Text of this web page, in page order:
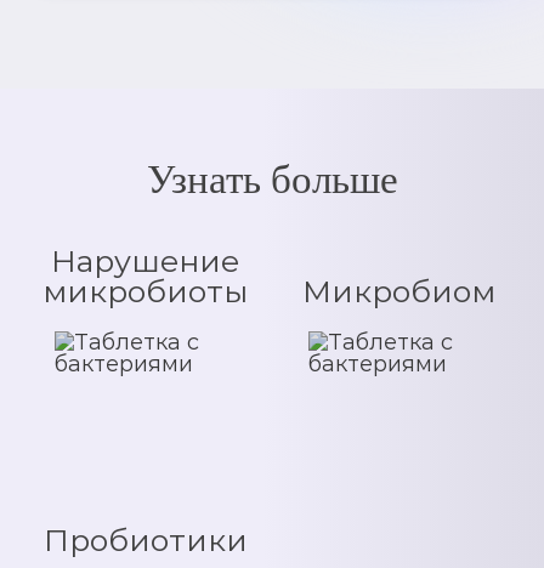
Узнать больше
Нарушение
микробиоты
Микробиом
Пробиотики